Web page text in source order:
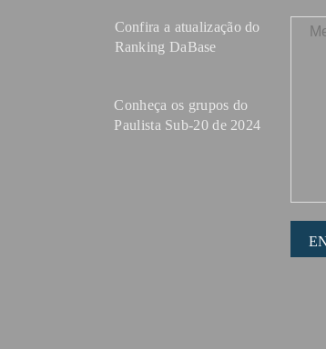
Confira a atualização do
Ranking DaBase
Conheça os grupos do
Paulista Sub-20 de 2024